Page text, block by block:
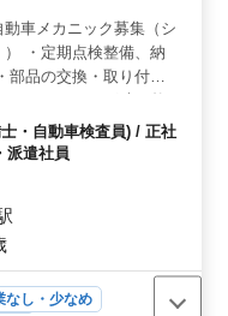
車メカニック募集（シ
・定期点検整備、納
部品の交換・取り付
産車がメインとなりま
躍している企業で
来ます 今までの経験
ご応募お待ちしており
・自動車検査員) / 正社
派遣社員
なし・少なめ